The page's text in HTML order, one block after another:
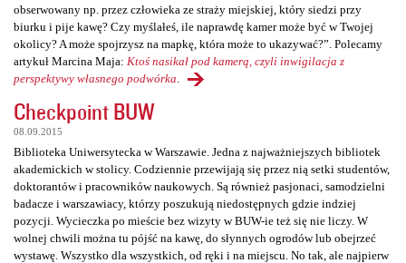
obserwowany np. przez człowieka ze straży miejskiej, który siedzi przy
biurku i pije kawę? Czy myślałeś, ile naprawdę kamer może być w Twojej
okolicy? A może spojrzysz na mapkę, która może to ukazywać?”. Polecamy
artykuł Marcina Maja: Ktoś nasikał pod kamerą, czyli inwigilacja z
perspektywy własnego podwórka
Checkpoint BUW
08.09.2015
Biblioteka Uniwersytecka w Warszawie. Jedna z najważniejszych bibliotek
akademickich w stolicy. Codziennie przewijają się przez nią setki studentów,
doktorantów i pracowników naukowych. Są również pasjonaci, samodzielni
badacze i warszawiacy, którzy poszukują niedostępnych gdzie indziej
pozycji. Wycieczka po mieście bez wizyty w BUW-ie też się nie liczy. W
wolnej chwili można tu pójść na kawę, do słynnych ogrodów lub obejrzeć
wystawę. Wszystko dla wszystkich, od ręki i na miejscu. No tak, ale najpierw